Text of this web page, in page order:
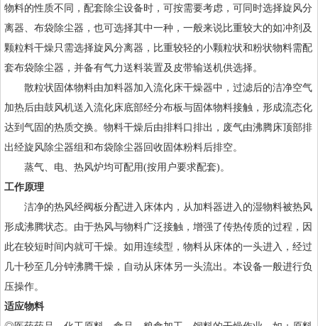
物料的性质不同，配套除尘设备时，可按需要考虑，可同时选择旋风分
离器、布袋除尘器，也可选择其中一种，一般来说比重较大的如冲剂及
颗粒料干燥只需选择旋风分离器，比重较轻的小颗粒状和粉状物料需配
套布袋除尘器，并备有气力送料装置及皮带输送机供选择。
散粒状固体物料由加料器加入流化床干燥器中，过滤后的洁净空气
加热后由鼓风机送入流化床底部经分布板与固体物料接触，形成流态化
达到气固的热质交换。物料干燥后由排料口排出，废气由沸腾床顶部排
出经旋风除尘器组和布袋除尘器回收固体粉料后排空。
蒸气、电、热风炉均可配用(按用户要求配套)。
工作原理
洁净的热风经阀板分配进入床体内，从加料器进入的湿物料被热风
形成沸腾状态。由于热风与物料广泛接触，增强了传热传质的过程，因
此在较短时间内就可干燥。如用连续型，物料从床体的一头进入，经过
几十秒至几分钟沸腾干燥，自动从床体另一头流出。本设备一般进行负
压操作。
适应物料